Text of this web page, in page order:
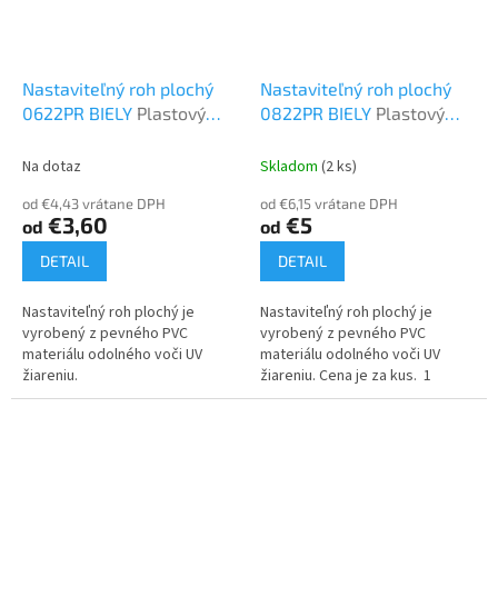
Nastaviteľný roh plochý
0622PR BIELY Plastový
Na dotaz
od €4,43 vrátane DPH
od €3,60
DETAIL
Nastaviteľný roh plochý je
vyrobený z pevného PVC
materiálu odolného voči UV
žiareniu.
Nastaviteľný roh plochý
0822PR BIELY Plastový
Skladom (2 ks)
od €6,15 vrátane DPH
od €5
DETAIL
Nastaviteľný roh plochý je
vyrobený z pevného PVC
materiálu odolného voči UV
žiareniu. Cena je za kus. 1
valenie = 6 ks